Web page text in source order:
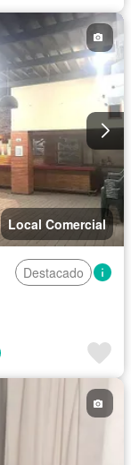
Local Comercial
Destacado